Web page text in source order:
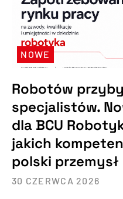
NOWE
Robotów
specjalistów.
dla BCU
jakich
polski przemysł
30 CZERWCA 2026